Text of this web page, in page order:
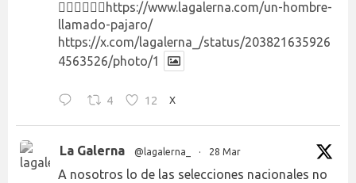
👉🏻👉🏻👉🏻 https://www.lagalerna.com/un-hombre-
llamado-pajaro/
https://x.com/lagalerna_/status/203821635926
4563526/photo/1
4 12 X
La Galerna @lagalerna_ · 28 Mar
A nosotros lo de las selecciones nacionales no